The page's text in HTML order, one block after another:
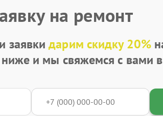
на ремонт
заявкидарим скидку 20%
ниже и мы свяжемся с вами